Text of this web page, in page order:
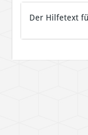
Der Hilfetext